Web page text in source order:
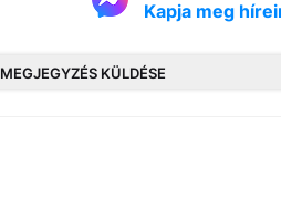
Kapja meg
MEGJEGYZÉS KÜLDÉSE